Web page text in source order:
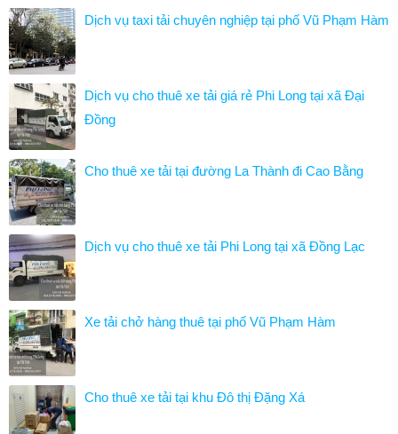
Dịch vụ taxi tải chuyên nghiệp tại phố Vũ Phạm Hàm
Dịch vụ cho thuê xe tải giá rẻ Phi Long tại xã Đại
Đồng
Cho thuê xe tải tại đường La Thành đi Cao Bằng
Dịch vụ cho thuê xe tải Phi Long tại xã Đồng Lạc
Xe tải chở hàng thuê tại phố Vũ Phạm Hàm
Cho thuê xe tải tại khu Đô thị Đặng Xá